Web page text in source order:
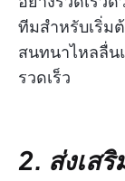
ทีมสำหรับเริ่ม
สนทนาไหลลื่น
รวดเร็ว
2. ส่งเส